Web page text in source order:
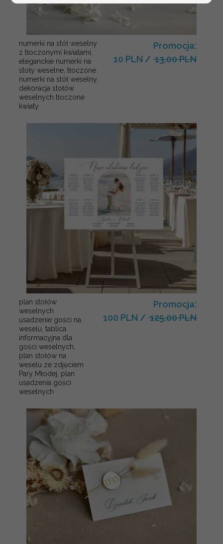
numerki na stół weselny
z tłoczonymi kwiatami,
eleganckie numerki na
stoły weselne, tłoczone
numerki na stół weselny,
dekoracja stołów
weselnych tłoczone
kwiaty
Promocja:
10 PLN / 13.00 PLN
plan stołów
weselnych
usadzenie gości na
weselu, tablica
informacyjna dla
gości weselnych,
plan stołów na
weselu ze zdjęciem
Pary Młodej, plan
usadzenia gości
weselnych
Promocja:
100 PLN / 125.00 PLN